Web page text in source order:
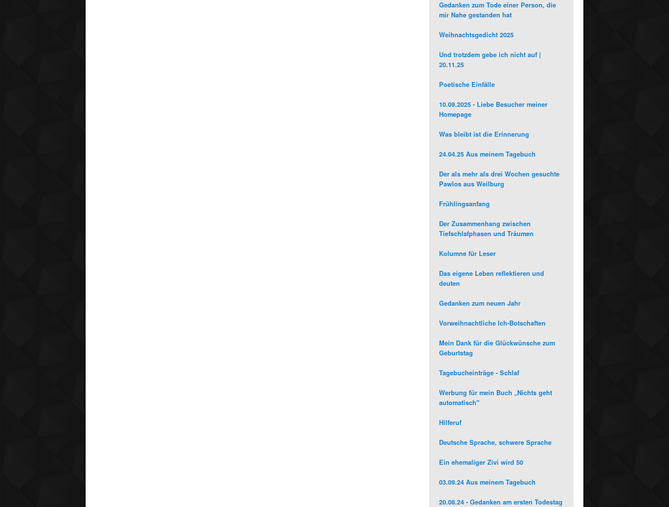
Gedanken zum Tode einer Person, die
mir Nahe gestanden hat
Weihnachtsgedicht 2025
Und trotzdem gebe ich nicht auf |
20.11.25
Poetische Einfälle
10.09.2025 - Liebe Besucher meiner
Homepage
Was bleibt ist die Erinnerung
24.04.25 Aus meinem Tagebuch
Der als mehr als drei Wochen gesuchte
Pawlos aus Weilburg
Frühlingsanfang
Der Zusammenhang zwischen
Tiefschlafphasen und Träumen
Kolumne für Leser
Das eigene Leben reflektieren und
deuten
Gedanken zum neuen Jahr
Vorweihnachtliche Ich-Botschaften
Mein Dank für die Glückwünsche zum
Geburtstag
Tagebucheinträge - Schlaf
Werbung für mein Buch „Nichts geht
automatisch"
Hilferuf
Deutsche Sprache, schwere Sprache
Ein ehemaliger Zivi wird 50
03.09.24 Aus meinem Tagebuch
20.08.24 - Gedanken am ersten Todestag